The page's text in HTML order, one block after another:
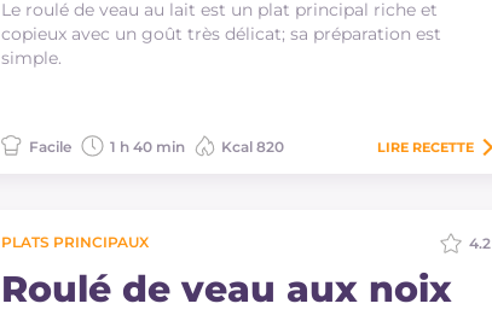
Le roulé de veau au lait est un plat principal riche et
copieux avec un goût très délicat; sa préparation est
simple.
Facile 1 h 40 min Kcal 820 LIRE RECETTE
PLATS PRINCIPAUX
Roulé de veau aux noix
4.2